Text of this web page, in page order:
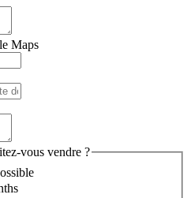
Maps
vous vendre ?